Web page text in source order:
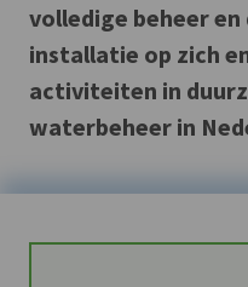
volledige beheer
installatie op zich
activiteiten in
waterbeheer in